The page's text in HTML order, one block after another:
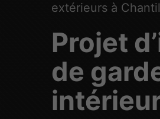
extérieurs à
Projet
de